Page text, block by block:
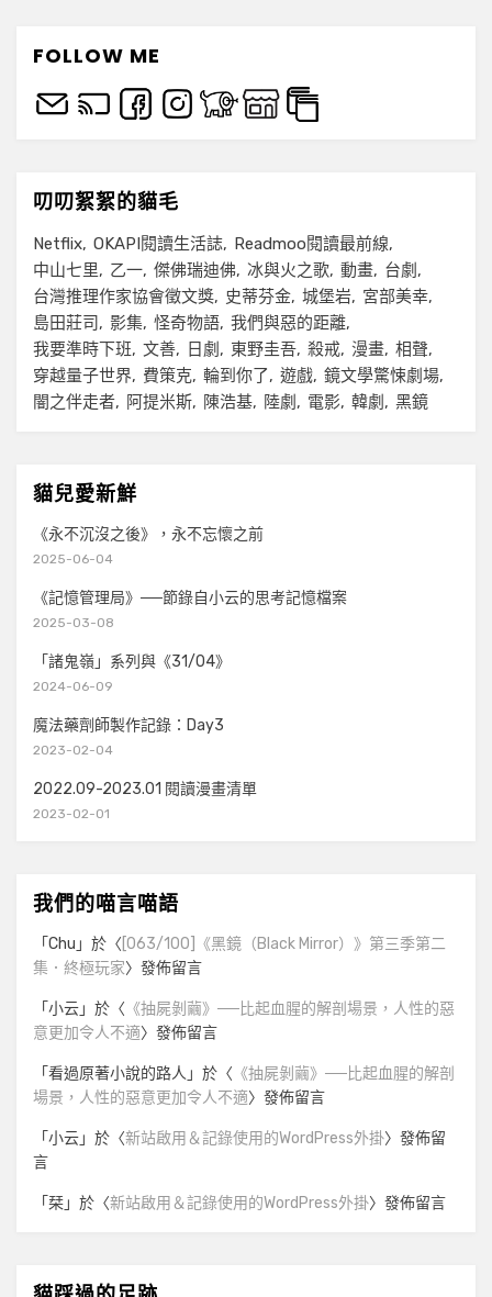
FOLLOW ME
叨叨絮絮的貓毛
Netflix OKAPI閱讀生活誌
Readmoo閱讀最前線
中山七里
乙一 傑佛瑞迪佛 冰與火之歌 動畫
台劇
台灣推理作家協會徵文獎
史蒂芬金 城堡岩
宮部美幸
島田莊司
影集 怪奇物語 我們與惡的距離
我要準時下班
文善 日劇 東野圭吾 殺戒 漫畫 相聲
穿越量子世界
費策克 輪到你了 遊戲 鏡文學驚悚劇場
闇之伴走者
阿提米斯 陳浩基 陸劇 電影 韓劇 黑鏡
貓兒愛新鮮
《永不沉沒之後》，永不忘懷之前
2025-06-04
《記憶管理局》──節錄自小云的思考記憶檔案
2025-03-08
「諸鬼嶺」系列與《31/04》
2024-06-09
魔法藥劑師製作記錄：Day3
2023-02-04
2022.09-2023.01 閱讀漫畫清單
2023-02-01
我們的喵言喵語
「Chu 」於〈 [063/100]《黑鏡（Black Mirror）》第三季第二
集．終極玩家〉發佈留言
「小云」於〈 《抽屍剝繭》──比起血腥的解剖場景，人性的惡
意更加令人不適〉發佈留言
「看過原著小說的路人 」於〈 《抽屍剝繭》──比起血腥的解剖
場景，人性的惡意更加令人不適〉發佈留言
「小云」於〈新站啟用＆記錄使用的WordPress外掛〉發佈留
言
「栞」於〈新站啟用＆記錄使用的WordPress外掛〉發佈留言